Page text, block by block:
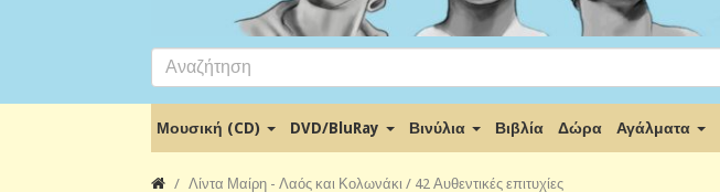
Μουσική (CD) DVD/BluRay Βινύλια Βιβλία Δώρα Αγάλματα
Λίντα Μαίρη - Λαός και Κολωνάκι / 42 Αυθεντικές επιτυχίες